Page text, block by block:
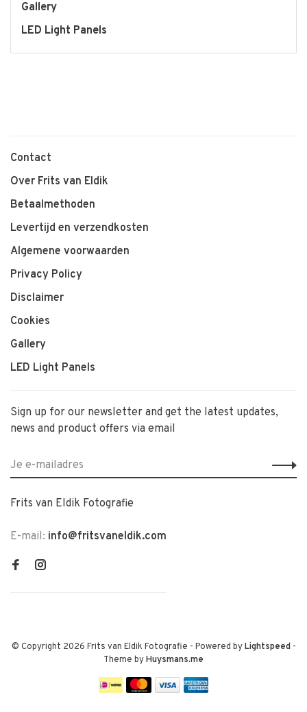
Gallery
LED Light Panels
Contact
Over Frits van Eldik
Betaalmethoden
Levertijd en verzendkosten
Algemene voorwaarden
Privacy Policy
Disclaimer
Cookies
Gallery
LED Light Panels
Sign up for our newsletter and get the latest updates,
news and product offers via email
Frits van Eldik Fotografie
E-mail: info@fritsvaneldik.com
© Copyright 2026 Frits van Eldik Fotografie - Powered byLightspeed-
Theme byHuysmans.me